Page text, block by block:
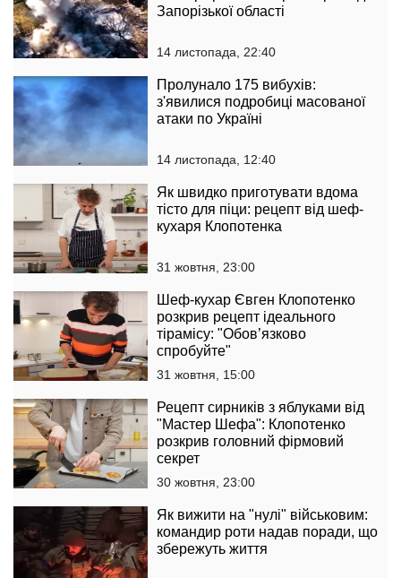
Запорізької області
14 листопада, 22:40
Пролунало 175 вибухів:
з'явилися подробиці масованої
атаки по Україні
14 листопада, 12:40
Як швидко приготувати вдома
тісто для піци: рецепт від шеф-
кухаря Клопотенка
31 жовтня, 23:00
Шеф-кухар Євген Клопотенко
розкрив рецепт ідеального
тірамісу: "Обов’язково
спробуйте"
31 жовтня, 15:00
Рецепт сирників з яблуками від
"Мастер Шефа": Клопотенко
розкрив головний фірмовий
секрет
30 жовтня, 23:00
Як вижити на "нулі" військовим:
командир роти надав поради, що
збережуть життя